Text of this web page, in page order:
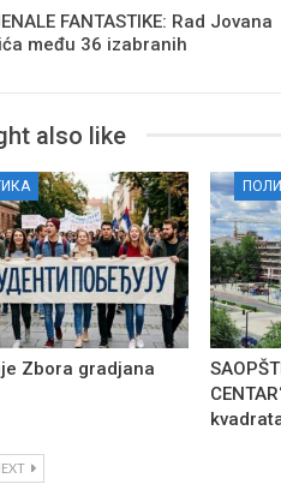
FANTASTIKE: Rad Jovana
među 36 izabranih
also like
Zbora gradjana